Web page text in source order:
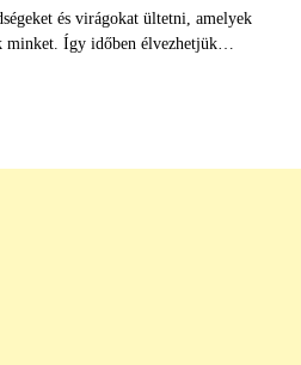
és virágokat ültetni, amelyek
minket. Így időben élvezhetjük…